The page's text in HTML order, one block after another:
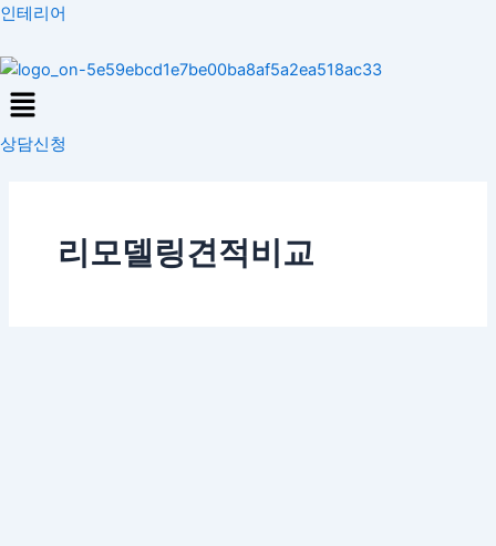
콘
츠
로
건
너
인테리어
Menu
상담신청
리모델링견적비교